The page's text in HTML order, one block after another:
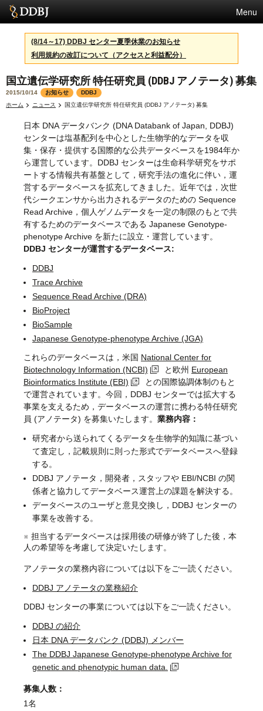
Menu
サービス
スパコン
統計
活動
センターについて
利用規約
問合せ
(8/14～17) DDBJ センター夏季休業のお知らせ
利用規約の改訂について（アクセスと利益配分）
国立遺伝学研究所 特任研究員 (DDBJ アノテータ) 募集
2015/10/14 お知らせ
DDBJ
ホーム
ニュース 国立遺伝学研究所 特任研究員 (DDBJ アノテータ) 募集
日本 DNA データバンク (DNA Databank of Japan, DDBJ)
センターは塩基配列を中心とした生物学的なデータを収
集・保存・提供する国際的な公共データベースを1984年か
ら運営しています。DDBJ センターは生命科学研究をサポ
ートする情報共有基盤として，研究手法の進化に伴い，運
営するデータベースを拡充してきました。近年では，次世
代シークエンサから出力されるデータのための Sequence
Read Archive，個人ゲノムデータを一定の制限のもとで共
有するためのデータベースである Japanese Genotype-
phenotype Archive を新たに設立・運営しています。
DDBJ センターが運営するデータベース:
DDBJ
Trace Archive
Sequence Read Archive (DRA)
BioProject
BioSample
Japanese Genotype-phenotype Archive (JGA)
これらのデータベースは，米国 National Center for
Biotechnology Information (NCBI)
と欧州 European
Bioinformatics Institute (EBI)
との国際協調体制のもと
で運営されています。今回，DDBJ センターでは拡大する
事業を支えるため，データベースの運営に携わる特任研究
員 (アノテータ) を募集いたします。 業務内容：
研究者から送られてくるデータを生物学的知識に基づい
て査定し，記載規則に則った形式でデータベースへ登録
する。
DDBJ アノテータ，開発者，スタッフや EBI/NCBI の関
係者と協力してデータベース運営上の課題を解決する。
データベースのユーザと意見交換し，DDBJ センターの
事業を改善する。
※ 担当するデータベースは採用後の研修が終了した後，本
人の希望等を考慮して決定いたします。
アノテータの業務内容については以下をご一読ください。
DDBJ アノテータの業務紹介
DDBJ センターの事業については以下をご一読ください。
DDBJ の紹介
日本 DNA データバンク (DDBJ) メンバー
The DDBJ Japanese Genotype-phenotype Archive for
genetic and phenotypic human data.
募集人数：
1名